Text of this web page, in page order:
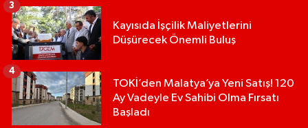
Kayısıda İşçilik Maliyetlerini
Düşürecek Önemli Buluş
3
TOKİ’den Malatya’ya Yeni Satış! 120
Ay Vadeyle Ev Sahibi Olma Fırsatı
Başladı
4